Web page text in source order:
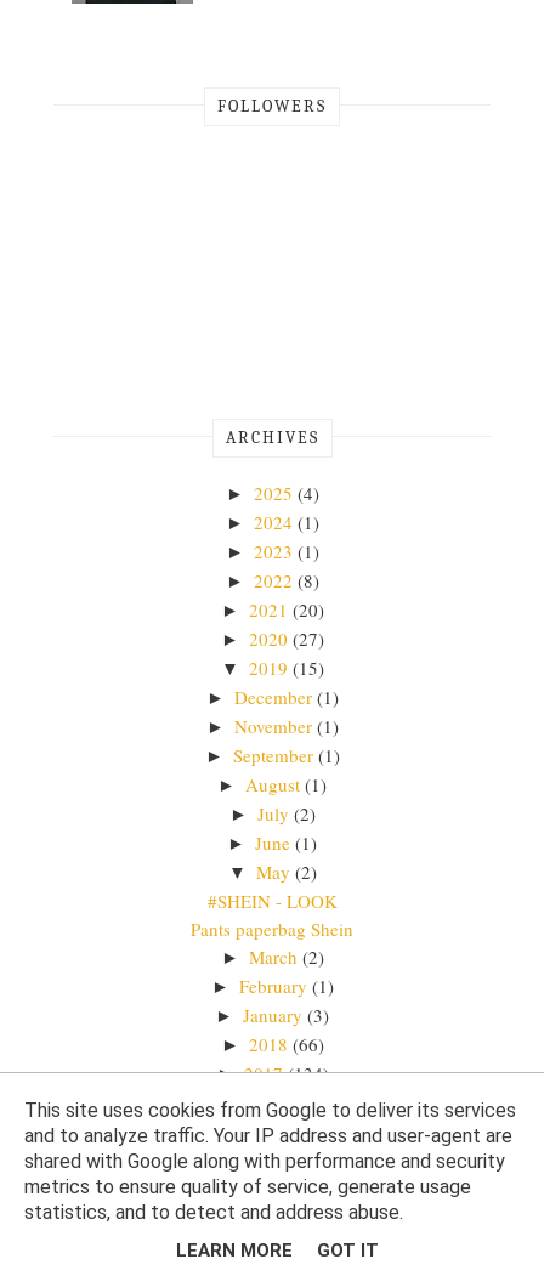
FOLLOWERS
ARCHIVES
► 2025 (4)
► 2024 (1)
► 2023 (1)
► 2022 (8)
► 2021 (20)
► 2020 (27)
▼ 2019 (15)
► December (1)
► November (1)
► September (1)
► August (1)
► July (2)
► June (1)
▼ May (2)
#SHEIN - LOOK
Pants paperbag Shein
► March (2)
► February (1)
► January (3)
► 2018 (66)
►2017(134)
►2016(254)
►2015(328)
►2014(37)
This site uses cookies from Google to deliver its services
and to analyze traffic. Your IP address and user-agent are
shared with Google along with performance and security
metrics to ensure quality of service, generate usage
statistics, and to detect and address abuse.
LEARN MORE GOT IT